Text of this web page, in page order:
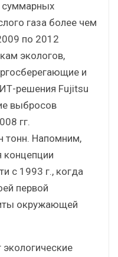
суммарных
газа более чем
по 2012
экологов,
и
решения Fujitsu
выбросов
гг.
тонн. Напомним,
концепции
с 1993 г., когда
первой
окружающей